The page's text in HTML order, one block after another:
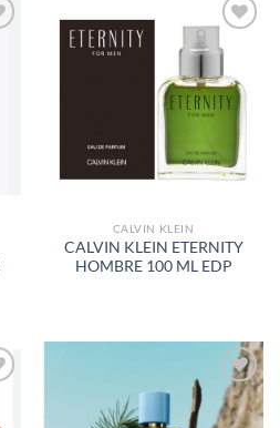
AÑADIR
LISTA
DE
CALVIN KLEIN
CALVIN KLEIN ETERNITY
HOMBRE 100 ML EDP
AÑADIR
A LA